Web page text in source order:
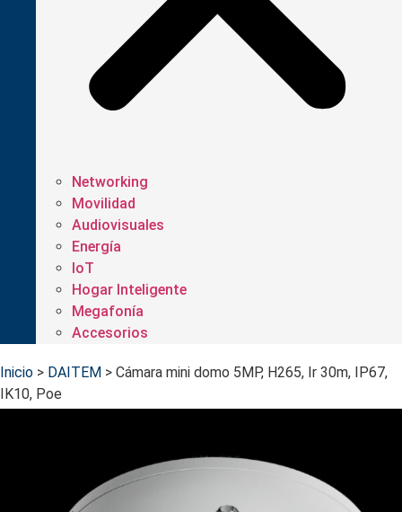
Networking
Movilidad
Audiovisuales
Energía
IoT
Hogar Inteligente
Megafonía
Accesorios
Inicio > DAITEM > Cámara mini domo 5MP, H265, Ir 30m, IP67,
IK10, Poe